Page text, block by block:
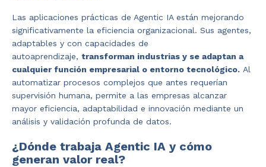
Las aplicaciones prácticas de Agentic IA están mejorando
significativamente la eficiencia organizacional. Sus agentes,
adaptables y con capacidades de
autoaprendizaje, transforman industrias y se adaptan a
cualquier función empresarial o entorno tecnológico. Al
automatizar procesos complejos que antes requerían
supervisión humana, permite a las empresas alcanzar
mayor eficiencia, adaptabilidad e innovación mediante un
análisis y validación profunda de datos.
¿Dónde trabaja Agentic IA y cómo
generan valor real?